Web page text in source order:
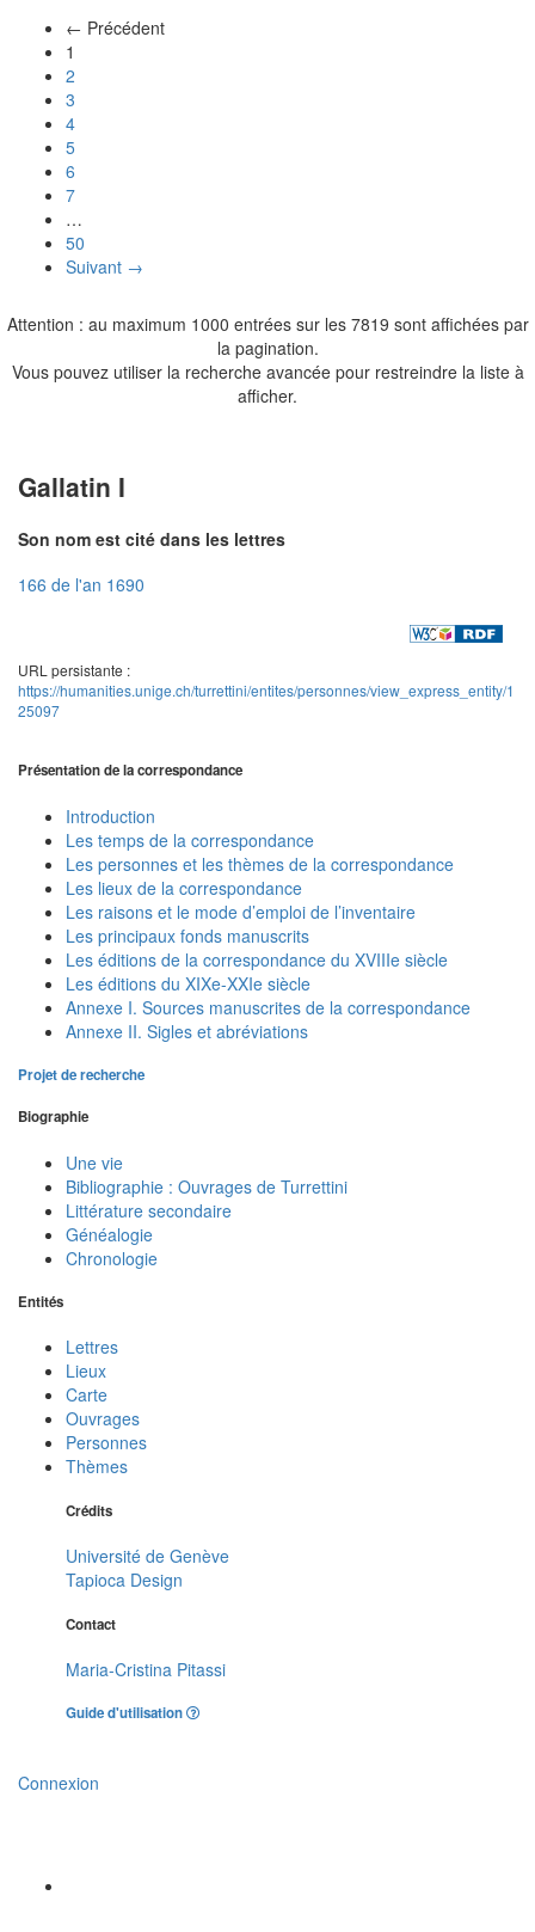
← Précédent
1
2
3
4
5
6
7
…
50
Suivant →
Attention : au maximum 1000 entrées sur les 7819 sont affichées par
la pagination.
Vous pouvez utiliser la recherche avancée pour restreindre la liste à
afficher.
Gallatin I
Son nom est cité dans les lettres
166 de l'an 1690
URL persistante :
https://humanities.unige.ch/turrettini/entites/personnes/view_express_entity/1
25097
Présentation de la correspondance
Introduction
Les temps de la correspondance
Les personnes et les thèmes de la correspondance
Les lieux de la correspondance
Les raisons et le mode d’emploi de l’inventaire
Les principaux fonds manuscrits
Les éditions de la correspondance du XVIIIe siècle
Les éditions du XIXe-XXIe siècle
Annexe I. Sources manuscrites de la correspondance
Annexe II. Sigles et abréviations
Projet de recherche
Biographie
Une vie
Bibliographie : Ouvrages de Turrettini
Littérature secondaire
Généalogie
Chronologie
Entités
Lettres
Lieux
Carte
Ouvrages
Personnes
Thèmes
Crédits
Université de Genève
Tapioca Design
Contact
Maria-Cristina Pitassi
Guide d'utilisation
Connexion